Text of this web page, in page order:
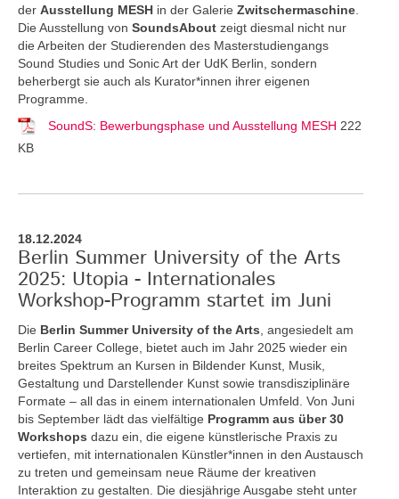
der Ausstellung MESH in der Galerie Zwitschermaschine
Die Ausstellung von SoundsAbout zeigt diesmal nicht nur
die Arbeiten der Studierenden des Masterstudiengangs
Sound Studies und Sonic Art der UdK Berlin, sondern
beherbergt sie auch als Kurator*innen ihrer eigenen
Programme.
SoundS: Bewerbungsphase und Ausstellung MESH 222
KB
18.12.2024
Berlin Summer University of the Arts
2025: Utopia - Internationales
Workshop-Programm startet im Juni
Die Berlin Summer University of the Arts , angesiedelt am
Berlin Career College, bietet auch im Jahr 2025 wieder ein
breites Spektrum an Kursen in Bildender Kunst, Musik,
Gestaltung und Darstellender Kunst sowie transdisziplinäre
Formate – all das in einem internationalen Umfeld. Von Juni
bis September lädt das vielfältige Programm aus über 30
Workshops dazu ein, die eigene künstlerische Praxis zu
vertiefen, mit internationalen Künstler*innen in den Austausch
zu treten und gemeinsam neue Räume der kreativen
Interaktion zu gestalten. Die diesjährige Ausgabe steht unter